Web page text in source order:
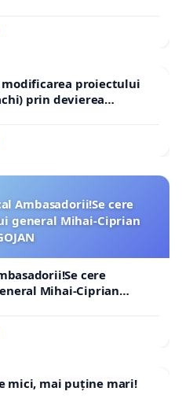
proiectului
prin devierea
Ambasadorii!Se cere
general Mihai-Ciprian
cere
Mihai-Ciprian
mici, mai puține mari!